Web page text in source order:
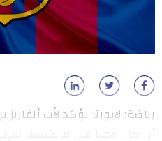
رياضة: لابورتا يؤكد لأت